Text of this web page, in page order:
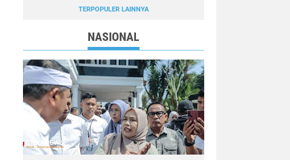
TERPOPULER LAINNYA
NASIONAL